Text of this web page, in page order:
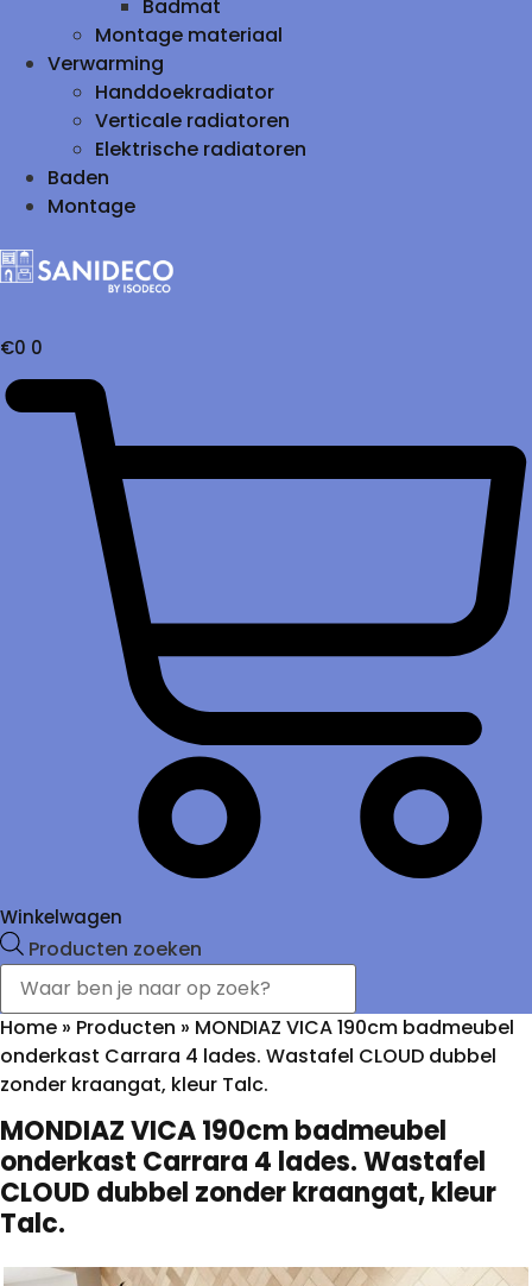
Badmat
Montage materiaal
Verwarming
Handdoekradiator
Verticale radiatoren
Elektrische radiatoren
Baden
Montage
€0 0
Winkelwagen
Producten zoeken
Home » Producten » MONDIAZ VICA 190cm badmeubel
onderkast Carrara 4 lades. Wastafel CLOUD dubbel
zonder kraangat, kleur Talc.
MONDIAZ VICA 190cm badmeubel
onderkast Carrara 4 lades. Wastafel
CLOUD dubbel zonder kraangat, kleur
Talc.